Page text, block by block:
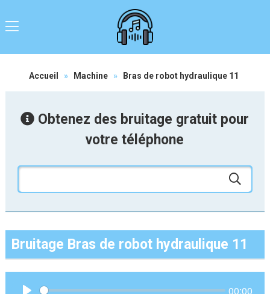
Accueil » Machine » Bras de robot hydraulique 11
Obtenez des bruitage gratuit pour
votre téléphone
Bruitage Bras de robot hydraulique 11
00:00